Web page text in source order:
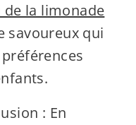
de la limonade
savoureux qui
: En